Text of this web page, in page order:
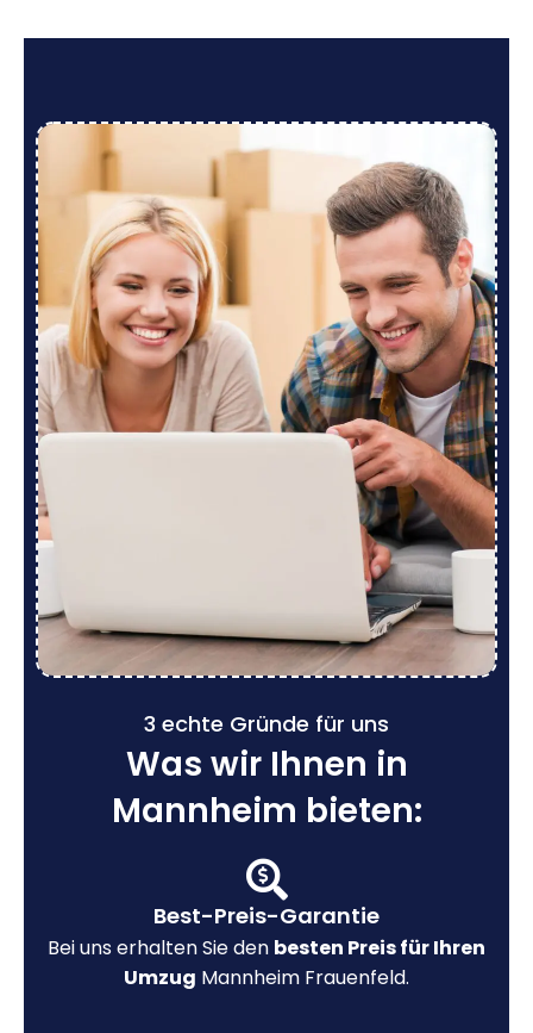
3 echte Gründe für uns
Was wir Ihnen in
Mannheim bieten:
Best-Preis-Garantie
Bei uns erhalten Sie den besten Preis für Ihren
Umzug Mannheim Frauenfeld.